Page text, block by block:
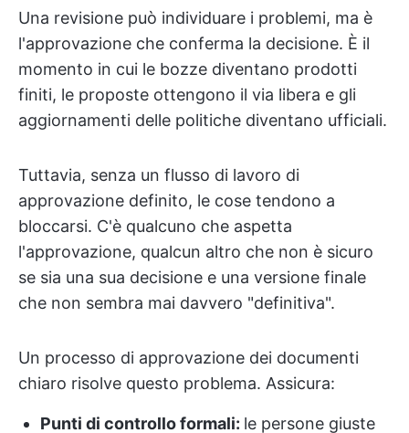
Una revisione può individuare i problemi, ma è
l'approvazione che conferma la decisione. È il
momento in cui le bozze diventano prodotti
finiti, le proposte ottengono il via libera e gli
aggiornamenti delle politiche diventano ufficiali.
Tuttavia, senza un flusso di lavoro di
approvazione definito, le cose tendono a
bloccarsi. C'è qualcuno che aspetta
l'approvazione, qualcun altro che non è sicuro
se sia una sua decisione e una versione finale
che non sembra mai davvero "definitiva".
Un processo di approvazione dei documenti
chiaro risolve questo problema. Assicura:
Punti di controllo formali: le persone giuste